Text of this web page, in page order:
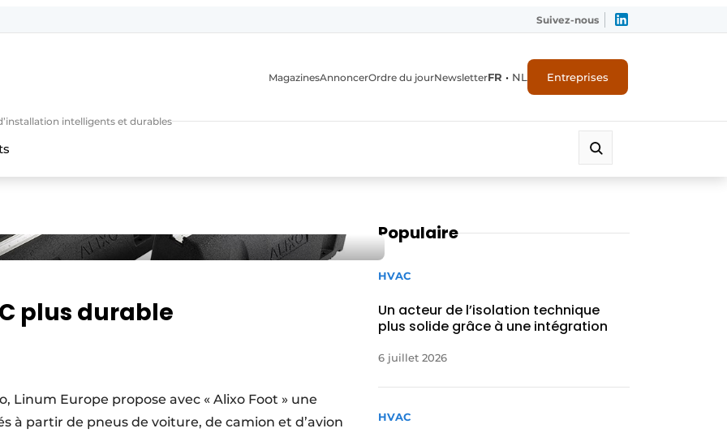
Suivez-nous
intelligents et durables
MagazinesAnnoncerOrdre du jourNewsletterFR • NL Entreprises
plus durable
Linum Europe propose avec « Alixo Foot » une
à partir de pneus de voiture, de camion et d’avion
Populaire
HVAC
Un acteur de l’isolation technique
plus solide grâce à une intégration
6 juillet 2026
HVAC